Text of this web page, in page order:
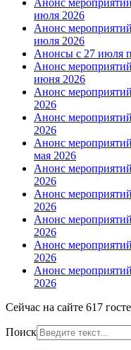
июля 2026
Анонс
июля 2026
Анонсы с 27 июля
Анонс
июня 2026
Анонс
2026
Анонс
2026
Анонс
мая 2026
Анонс
2026
Анонс
2026
Анонс
2026
Анонс
2026
Анонс
2026
Сейчас на сайте 617
Поиск